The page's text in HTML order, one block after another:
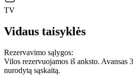
TV
Vidaus taisyklės
Rezervavimo sąlygos:
Vilos rezervuojamos iš anksto. Avansas
nurodytą sąskaitą.